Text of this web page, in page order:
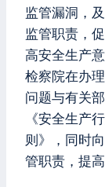
监管漏洞，
监管职责，
高安全生产
检察院在办
问题与有关
《安全生产
则》，同时
管职责，提